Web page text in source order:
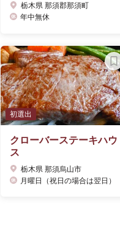
栃木県 那須郡那須町
年中無休
初選出
クローバーステーキハウ
ス
栃木県 那須烏山市
月曜日（祝日の場合は翌日）